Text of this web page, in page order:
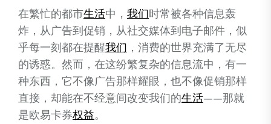
在繁忙的都市生活中， 我们时常被各种信息轰
炸，从广告到促销，从社交媒体到电子邮件，似
乎每一刻都在提醒我们 ，消费的世界充满了无尽
的诱惑。然而，在这纷繁复杂的信息流中，有一
种东西，它不像广告那样耀眼，也不像促销那样
直接，却能在不经意间改变我们的生活——那就
是欧易卡券权益。